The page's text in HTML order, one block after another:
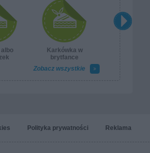
Karkówka w
brytfance
Zobacz wszystkie
Polityka prywatności Reklama